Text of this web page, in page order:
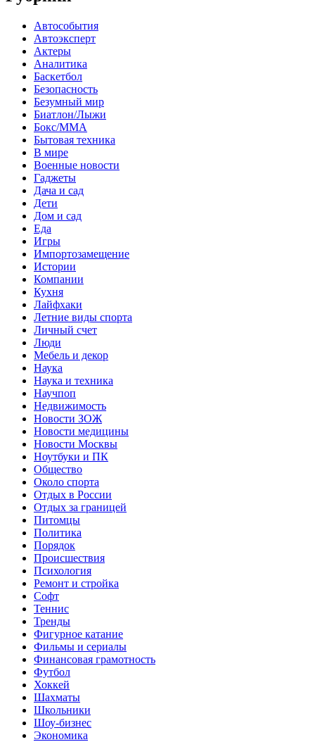
Автособытия
Автоэксперт
Актеры
Аналитика
Баскетбол
Безопасность
Безумный мир
Биатлон/Лыжи
Бокс/MMA
Бытовая техника
В мире
Военные новости
Гаджеты
Дача и сад
Дети
Дом и сад
Еда
Игры
Импортозамещение
Истории
Компании
Кухня
Лайфхаки
Летние виды спорта
Личный счет
Люди
Мебель и декор
Наука
Наука и техника
Научпоп
Недвижимость
Новости ЗОЖ
Новости медицины
Новости Москвы
Ноутбуки и ПК
Общество
Около спорта
Отдых в России
Отдых за границей
Питомцы
Политика
Порядок
Происшествия
Психология
Ремонт и стройка
Софт
Теннис
Тренды
Фигурное катание
Фильмы и сериалы
Финансовая грамотность
Футбол
Хоккей
Шахматы
Школьники
Шоу-бизнес
Экономика